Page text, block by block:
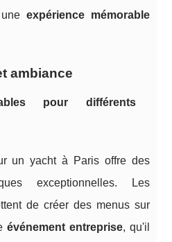
expérience mémorable
ambiance
pour différents
un yacht à Paris offre des
exceptionnelles. Les
de créer des menus sur
événement entreprise, qu'il